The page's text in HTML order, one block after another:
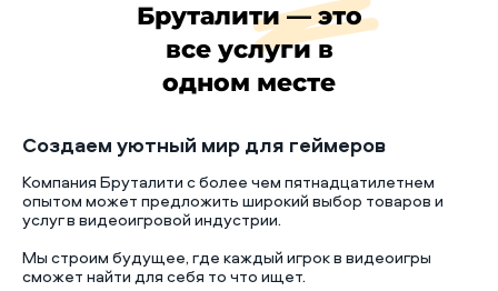
Бруталити — это
все услуги в
одном месте
Создаем уютный мир для геймеров
Компания Бруталити с более чем пятнадцатилетнем
опытом может предложить широкий выбор товаров и
услуг в видеоигровой индустрии.
Мы строим будущее, где каждый игрок в видеоигры
сможет найти для себя то что ищет.